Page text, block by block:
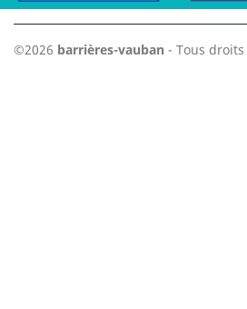
©2026 barrières-vauban - Tous